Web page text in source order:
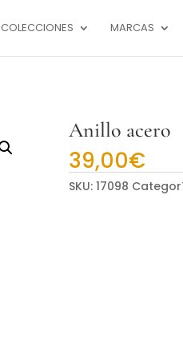
COLECCIONES MARCAS
Anillo acero
39,00€
SKU: 17098